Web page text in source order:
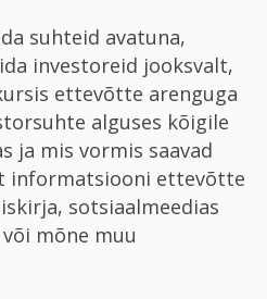
suhteid avatuna,
investoreid jooksvalt,
ettevõtte arenguga
alguses kõigile
ja mis vormis saavad
informatsiooni ettevõtte
sotsiaalmeedias
mõne muu